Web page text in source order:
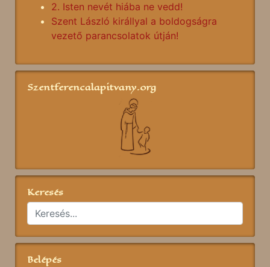
2. Isten nevét hiába ne vedd!
Szent László királlyal a boldogságra
vezető parancsolatok útján!
Szentferencalapitvany.org
Keresés
Belépés